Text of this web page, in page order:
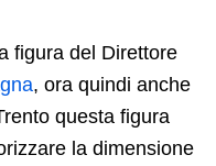
figura del Direttore
, ora quindi anche
questa figura
la dimensione